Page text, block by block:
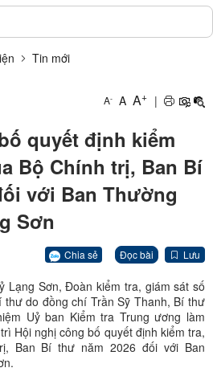
Tin mới
A- A A+ |
quyết định kiểm
Bộ Chính trị, Ban Bí
với Ban Thường
Sơn
Chia sẻ Đọc bài Lưu
Lạng Sơn, Đoàn kiểm tra, giám sát số
do đồng chí Trần Sỹ Thanh, Bí thư
Uỷ ban Kiểm tra Trung ương làm
Hội nghị công bố quyết định kiểm tra,
Ban Bí thư năm 2026 đối với Ban